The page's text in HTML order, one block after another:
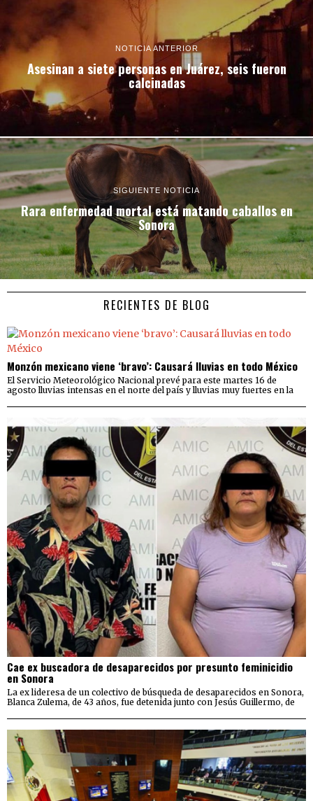
NOTICIA ANTERIOR
Asesinan a siete personas en Juárez, seis fueron
calcinadas
SIGUIENTE NOTICIA
Rara enfermedad mortal está matando caballos en
Sonora
RECIENTES DE BLOG
Monzón mexicano viene ‘bravo’: Causará lluvias en todo México
El Servicio Meteorológico Nacional prevé para este martes 16 de
agosto lluvias intensas en el norte del país y lluvias muy fuertes en la
Cae ex buscadora de desaparecidos por presunto feminicidio
en Sonora
La ex lideresa de un colectivo de búsqueda de desaparecidos en Sonora,
Blanca Zulema, de 43 años, fue detenida junto con Jesús Guillermo, de